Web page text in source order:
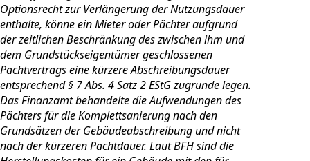
Optionsrecht zur Verlängerung der Nutzungsdauer
enthalte, könne ein Mieter oder Pächter aufgrund
der zeitlichen Beschränkung des zwischen ihm und
dem Grundstückseigentümer geschlossenen
Pachtvertrags eine kürzere Abschreibungsdauer
entsprechend § 7 Abs. 4 Satz 2 EStG zugrunde legen.
Das Finanzamt behandelte die Aufwendungen des
Pächters für die Komplettsanierung nach den
Grundsätzen der Gebäudeabschreibung und nicht
nach der kürzeren Pachtdauer. Laut BFH sind die